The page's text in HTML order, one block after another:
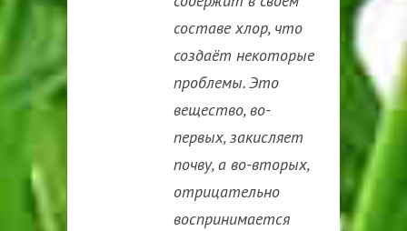
составе хлор, что
создаёт некоторые
проблемы. Это
вещество, во-
первых, закисляет
почву, а во-вторых,
отрицательно
воспринимается